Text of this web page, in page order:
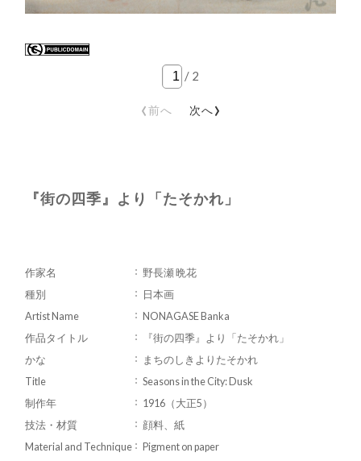
/ 2
‹前へ 次へ›
『街の四季』より「たそかれ」
作家名
野長瀬 晩花
種別
日本画
Artist Name
NONAGASE Banka
作品タイトル
『街の四季』より「たそかれ」
かな
まちのしきよりたそかれ
Title
Seasons in the City: Dusk
制作年
1916（大正5）
技法・材質
顔料、紙
Material and Technique
Pigment on paper